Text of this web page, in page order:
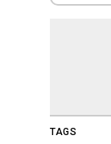
TAGS